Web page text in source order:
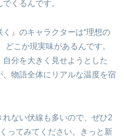
くるんです。
』のキャラクターは“理想の
どこか現実味があるんです。
分を大きく見せようとした
、物語全体にリアルな温度を宿
ない伏線も多いので、ぜひ2
ってみてください。きっと新